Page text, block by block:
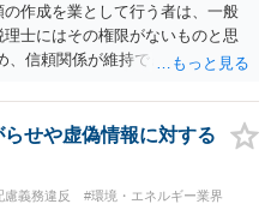
作成を業として行う者は、一般
士にはその権限がないものと思
、信頼関係が維持できないのであ
せや虚偽情報に対する
慮義務違反 #環境・エネルギー業界